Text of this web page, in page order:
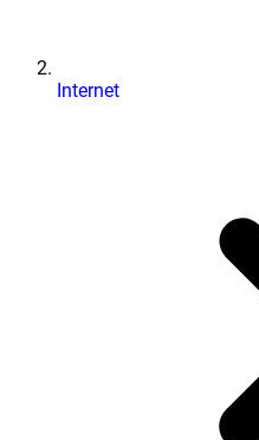
Internet